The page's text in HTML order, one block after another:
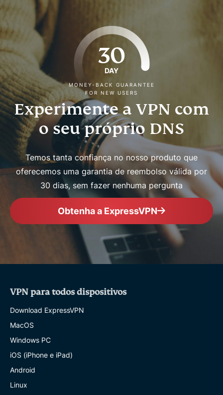
30
DAY
MONEY-BACK GUARANTEE
FOR NEW USERS
Experimente a VPN com
o seu próprio DNS
Temos tanta confiança no nosso produto que
oferecemos uma garantia de reembolso válida por
30 dias, sem fazer nenhuma pergunta
Obtenha a ExpressVPN
VPN para todos dispositivos
Download ExpressVPN
MacOS
Windows PC
iOS (iPhone e iPad)
Android
Linux